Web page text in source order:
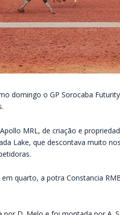
domingo o GP Sorocaba
MRL, de criação e
Lake, que descontava muito
quarto, a potra Constancia